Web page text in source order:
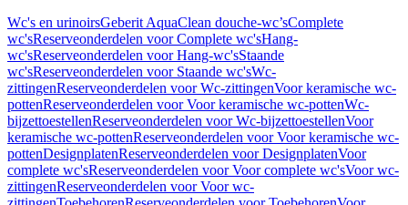
Wc's en urinoirsGeberit AquaClean douche-wc’sComplete
wc'sReserveonderdelen voor Complete wc'sHang-
wc'sReserveonderdelen voor Hang-wc'sStaande
wc'sReserveonderdelen voor Staande wc'sWc-
zittingenReserveonderdelen voor Wc-zittingenVoor keramische wc-
pottenReserveonderdelen voor Voor keramische wc-pottenWc-
bijzettoestellenReserveonderdelen voor Wc-bijzettoestellenVoor
keramische wc-pottenReserveonderdelen voor Voor keramische wc-
pottenDesignplatenReserveonderdelen voor DesignplatenVoor
complete wc'sReserveonderdelen voor Voor complete wc'sVoor wc-
zittingenReserveonderdelen voor Voor wc-